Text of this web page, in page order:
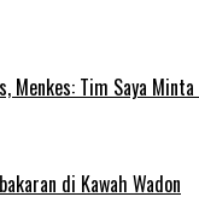
Menkes: Tim Saya
di Kawah Wadon